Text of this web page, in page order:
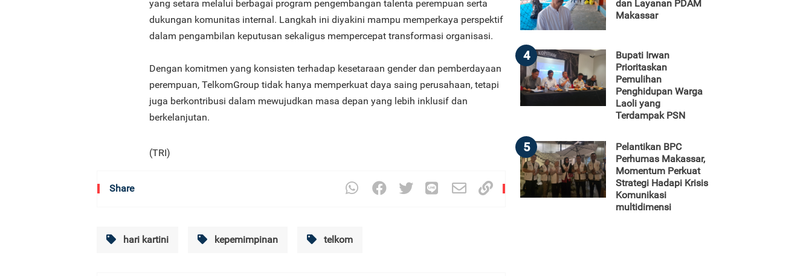
yang setara melalui berbagai program pengembangan talenta perempuan serta
dukungan komunitas internal. Langkah ini diyakini mampu memperkaya perspektif
dalam pengambilan keputusan sekaligus mempercepat transformasi organisasi.
Dengan komitmen yang konsisten terhadap kesetaraan gender dan pemberdayaan
perempuan, TelkomGroup tidak hanya memperkuat daya saing perusahaan, tetapi
juga berkontribusi dalam mewujudkan masa depan yang lebih inklusif dan
berkelanjutan.
(TRI)
Share
hari kartini kepemimpinan telkom
dan Layanan PDAM
Makassar
4
Bupati Irwan
Prioritaskan
Pemulihan
Penghidupan Warga
Laoli yang
Terdampak PSN
5
Pelantikan BPC
Perhumas Makassar,
Momentum Perkuat
Strategi Hadapi Krisis
Komunikasi
multidimensi